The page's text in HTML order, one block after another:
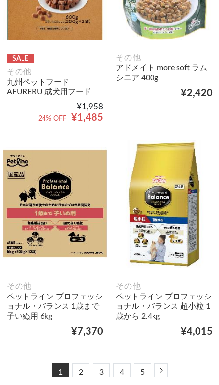
SALE
その他
九州ペットフード
AFURERU 成犬用フード
¥1,958
¥1,485
24% OFF
その他
アドメイト more soft ラム
シニア 400g
¥2,420
その他
ペットライン プロフェッシ
ョナル・バランス 1歳まで
子いぬ用 6kg
¥7,370
その他
ペットライン プロフェッシ
ョナル・バランス 超小粒 1
歳から 2.4kg
¥4,015
1 2 3 4 5 Next